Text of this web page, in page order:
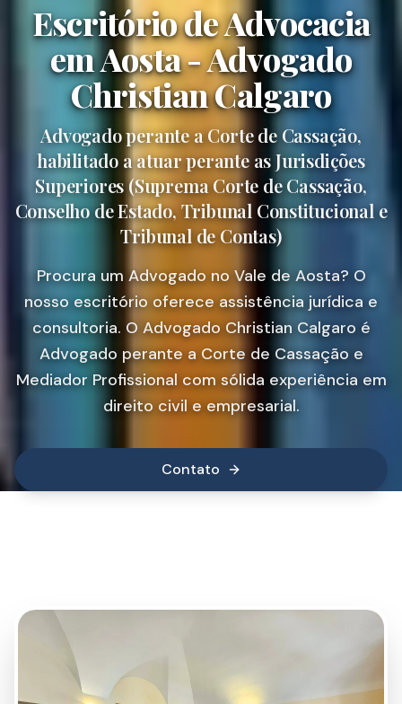
Escritório de Advocacia
em Aosta - Advogado
Christian Calgaro
Advogado perante a Corte de Cassação,
habilitado a atuar perante as Jurisdições
Superiores (Suprema Corte de Cassação,
Conselho de Estado, Tribunal Constitucional e
Tribunal de Contas)
Procura um Advogado no Vale de Aosta? O
nosso escritório oferece assistência jurídica e
consultoria. O Advogado Christian Calgaro é
Advogado perante a Corte de Cassação e
Mediador Profissional com sólida experiência em
direito civil e empresarial.
Contato